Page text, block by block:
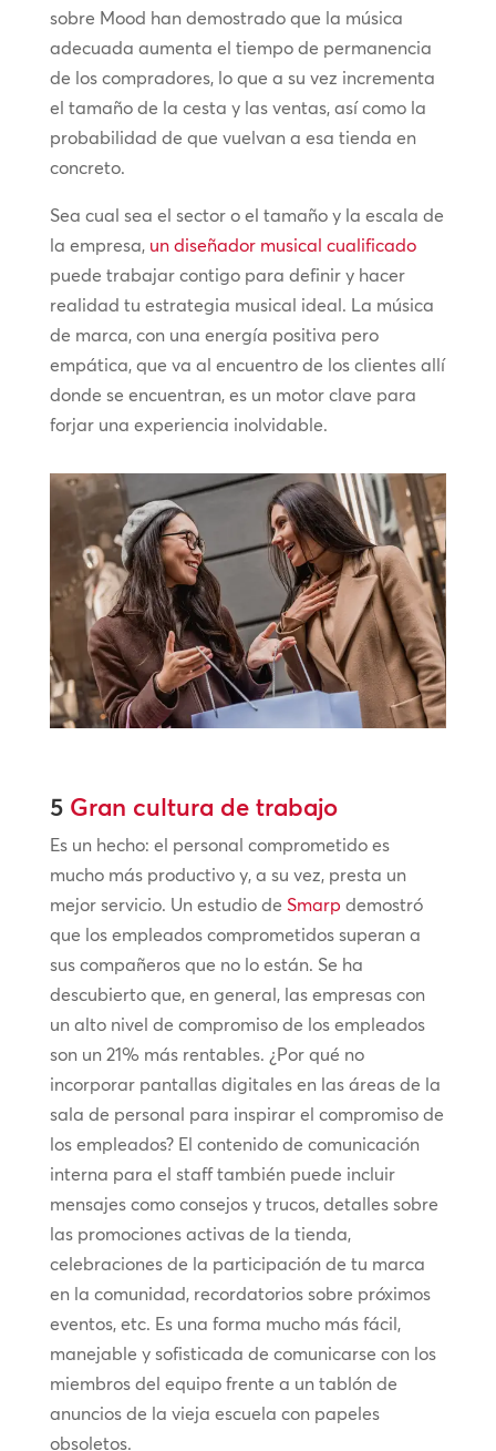
sobre Mood han demostrado que la música
adecuada aumenta el tiempo de permanencia
de los compradores, lo que a su vez incrementa
el tamaño de la cesta y las ventas, así como la
probabilidad de que vuelvan a esa tienda en
concreto.
Sea cual sea el sector o el tamaño y la escala de
la empresa, un diseñador musical cualificado
puede trabajar contigo para definir y hacer
realidad tu estrategia musical ideal. La música
de marca, con una energía positiva pero
empática, que va al encuentro de los clientes allí
donde se encuentran, es un motor clave para
forjar una experiencia inolvidable.
5 Gran cultura de trabajo
Es un hecho: el personal comprometido es
mucho más productivo y, a su vez, presta un
mejor servicio. Un estudio de Smarp demostró
que los empleados comprometidos superan a
sus compañeros que no lo están. Se ha
descubierto que, en general, las empresas con
un alto nivel de compromiso de los empleados
son un 21% más rentables. ¿Por qué no
incorporar pantallas digitales en las áreas de la
sala de personal para inspirar el compromiso de
los empleados? El contenido de comunicación
interna para el staff también puede incluir
mensajes como consejos y trucos, detalles sobre
las promociones activas de la tienda,
celebraciones de la participación de tu marca
en la comunidad, recordatorios sobre próximos
eventos, etc. Es una forma mucho más fácil,
manejable y sofisticada de comunicarse con los
miembros del equipo frente a un tablón de
anuncios de la vieja escuela con papeles
obsoletos.